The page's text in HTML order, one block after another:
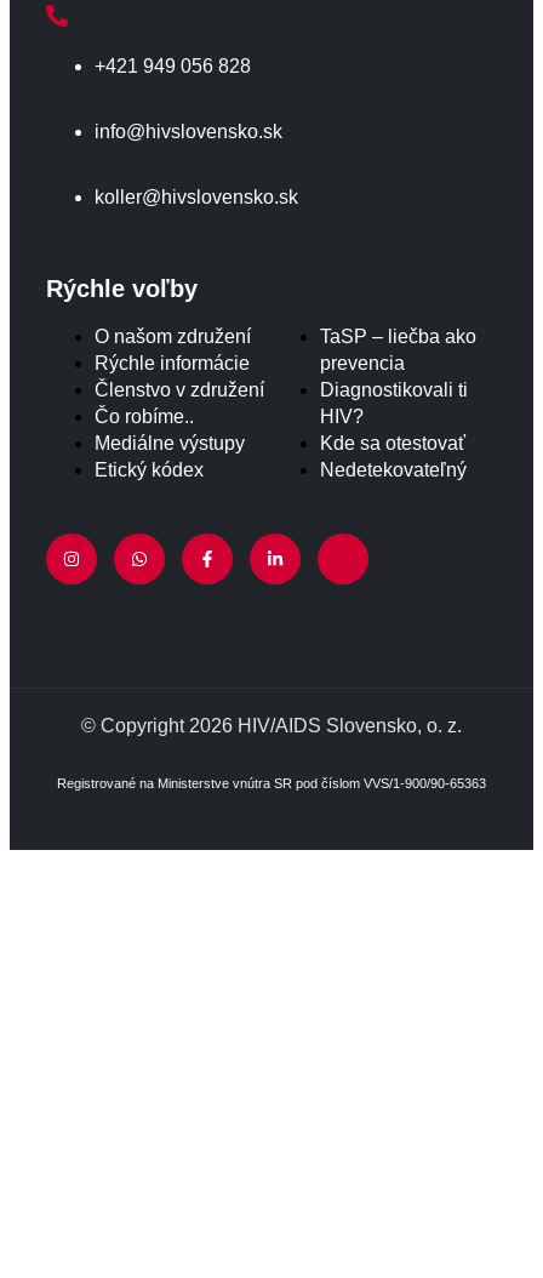
+421 949 056 828
info@hivslovensko.sk
koller@hivslovensko.sk
Rýchle voľby
O našom združení
Rýchle informácie
Členstvo v združení
Čo robíme..
Mediálne výstupy
Etický kódex
TaSP – liečba ako
prevencia
Diagnostikovali ti
HIV?
Kde sa otestovať
Nedetekovateľný
© Copyright 2026 HIV/AIDS Slovensko, o. z.
Registrované na Ministerstve vnútra SR pod číslom VVS/1-900/90-65363